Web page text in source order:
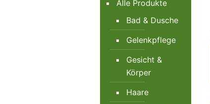
Alle Produkte
Bad & Dusche
Gelenkpflege
Gesicht &
Körper
Haare